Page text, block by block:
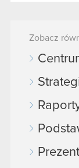
Zobacz